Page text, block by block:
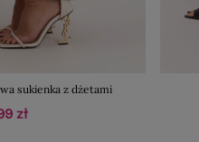
sukienka z dżetami
zł